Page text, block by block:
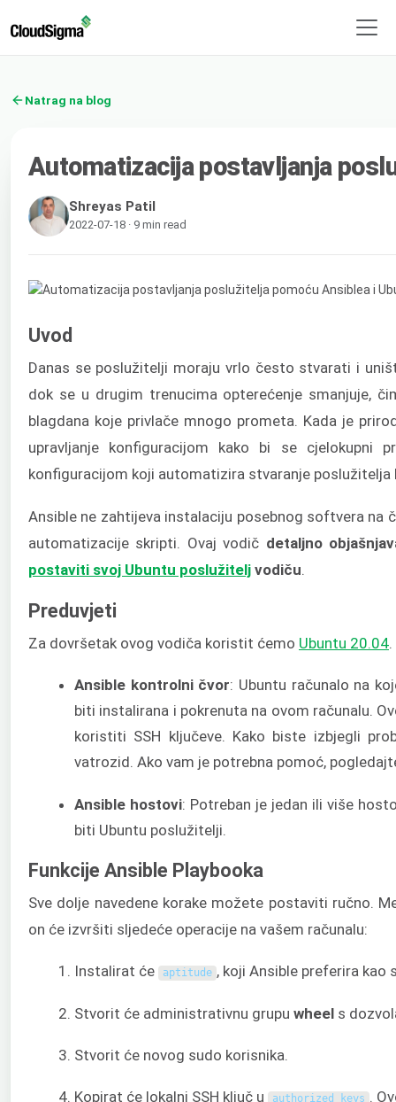
Natrag na blog
Automatizacija postavljanja
Shreyas Patil
2022-07-18 · 9 min read
Uvod
Danas se poslužitelji moraju vrlo često stvarati i
dok se u drugim trenucima opterećenje smanjuje,
blagdana koje privlače mnogo prometa. Kada je
upravljanje konfiguracijom kako bi se cjelokupni
konfiguracijom koji automatizira stvaranje
Ansible ne zahtijeva instalaciju posebnog softvera na
automatizacije skripti. Ovaj vodič detaljno
postaviti svoj Ubuntu poslužitelj vodiču.
Preduvjeti
Za dovršetak ovog vodiča koristit ćemo Ubuntu 20.04
Ansible kontrolni čvor: Ubuntu računalo na
biti instalirana i pokrenuta na ovom računalu.
koristiti SSH ključeve. Kako biste izbjegli
vatrozid. Ako vam je potrebna pomoć,
Ansible hostovi: Potreban je jedan ili više
biti Ubuntu poslužitelji.
Funkcije Ansible Playbooka
Sve dolje navedene korake možete postaviti ručno.
on će izvršiti sljedeće operacije na vašem računalu:
Instalirat će aptitude , koji Ansible preferira kao
Stvorit će administrativnu grupu wheel s
Stvorit će novog sudo korisnika.
Kopirat će lokalni SSH ključ u authorized_keys .